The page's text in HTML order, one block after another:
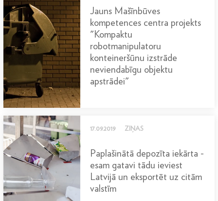
Jauns Mašīnbūves
kompetences centra projekts
"Kompaktu
robotmanipulatoru
konteineršūnu izstrāde
neviendabīgu objektu
apstrādei"
17.09.2019 ZIŅAS
Paplašinātā depozīta iekārta -
esam gatavi tādu ieviest
Latvijā un eksportēt uz citām
valstīm